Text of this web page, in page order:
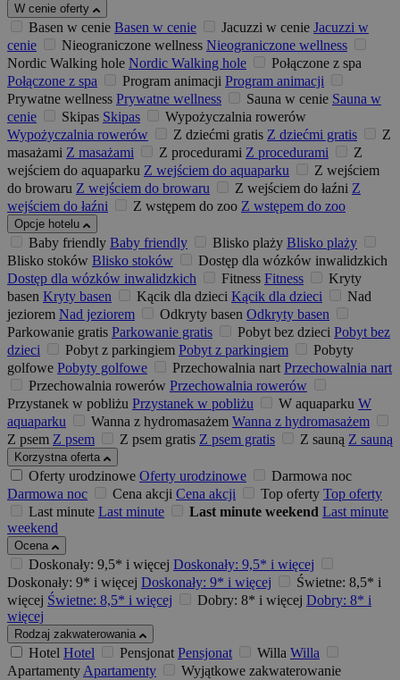
W cenie oferty
Basen w cenie Basen w cenie Jacuzzi w cenie Jacuzzi w
cenie
Nieograniczone wellness Nieograniczone wellness
Nordic Walking hole Nordic Walking hole
Połączone z spa
Połączone z spa
Program animacji Program animacji
Prywatne wellness Prywatne wellness Sauna w cenie Sauna w
cenie
Skipas Skipas
Wypożyczalnia rowerów
Wypożyczalnia rowerów
Z dziećmi gratis Z dziećmi gratis
Z
masażami Z masażami Z procedurami Z procedurami
Z
wejściem do aquaparku Z wejściem do aquaparku
Z wejściem
do browaru Z wejściem do browaru Z wejściem do łaźni Z
wejściem do łaźni
Z wstępem do zoo Z wstępem do zoo
Opcje hotelu
Baby friendly Baby friendly Blisko plaży Blisko plaży
Blisko stoków Blisko stoków
Dostęp dla wózków inwalidzkich
Dostęp dla wózków inwalidzkich
Fitness Fitness
Kryty
basen Kryty basen Kącik dla dzieci Kącik dla dzieci
Nad
jeziorem Nad jeziorem Odkryty basen Odkryty basen
Parkowanie gratis Parkowanie gratis Pobyt bez dzieci Pobyt bez
dzieci
Pobyt z parkingiem Pobyt z parkingiem
Pobyty
golfowe Pobyty golfowe Przechowalnia nart Przechowalnia nart
Przechowalnia rowerów Przechowalnia rowerów
Przystanek w pobliżu Przystanek w pobliżu W aquaparku W
aquaparku
Wanna z hydromasażem Wanna z hydromasażem
Z psem Z psem Z psem gratis Z psem gratis Z sauną Z sauną
Korzystna oferta
Oferty urodzinowe Oferty urodzinowe
Darmowa noc
Darmowa noc
Cena akcji Cena akcji Top oferty Top oferty
Last minute Last minute Last minute weekend Last minute
weekend
Ocena
Doskonały: 9,5* i więcej Doskonały: 9,5* i więcej
Doskonały: 9* i więcej Doskonały: 9* i więcej
Świetne: 8,5* i
więcej Świetne: 8,5* i więcej Dobry: 8* i więcej Dobry: 8* i
więcej
Rodzaj zakwaterowania
Hotel Hotel Pensjonat Pensjonat Willa Willa
ApartamentyApartamenty
Wyjątkowe zakwaterowanie